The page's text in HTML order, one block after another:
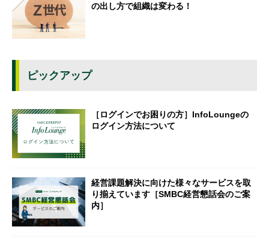
の出し方で組織は変わる！
ピックアップ
［ログインでお困りの方］InfoLoungeの
ログイン方法について
経営課題解決に向けた様々なサービスを取
り揃えています［SMBC経営懇話会のご案
内］